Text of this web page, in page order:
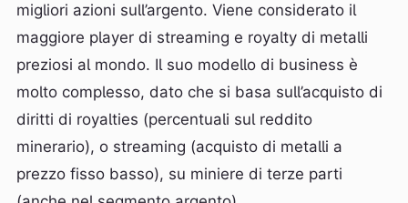
migliori azioni sull’argento. Viene considerato il
maggiore player di streaming e royalty di metalli
preziosi al mondo. Il suo modello di business è
molto complesso, dato che si basa sull’acquisto di
diritti di royalties (percentuali sul reddito
minerario), o streaming (acquisto di metalli a
prezzo fisso basso), su miniere di terze parti